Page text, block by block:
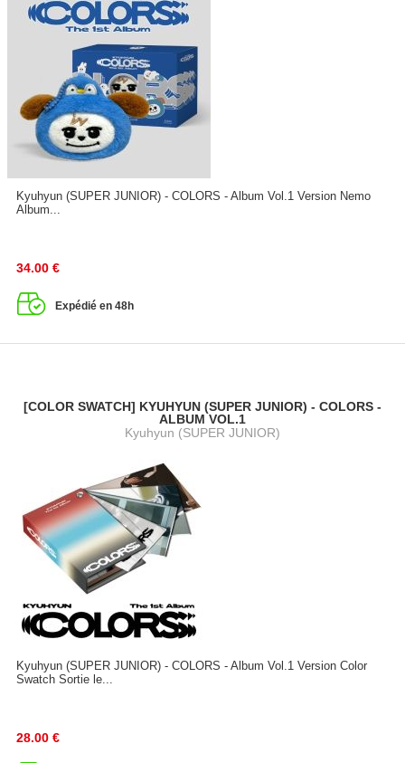
Kyuhyun (SUPER JUNIOR) - COLORS - Album Vol.1 Version Nemo
Album...
34.00 €
Expédié en 48h
[COLOR SWATCH] KYUHYUN (SUPER JUNIOR) - COLORS -
ALBUM VOL.1
Kyuhyun (SUPER JUNIOR)
Kyuhyun (SUPER JUNIOR) - COLORS - Album Vol.1 Version Color
Swatch Sortie le...
28.00 €